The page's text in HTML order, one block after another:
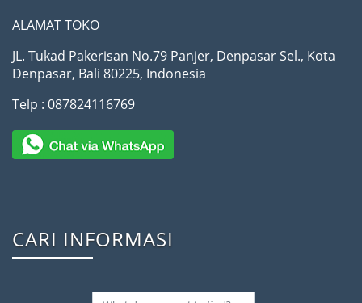
ALAMAT TOKO
JL. Tukad Pakerisan No.79 Panjer, Denpasar Sel., Kota
Denpasar, Bali 80225, Indonesia
Telp : 087824116769
CARI INFORMASI